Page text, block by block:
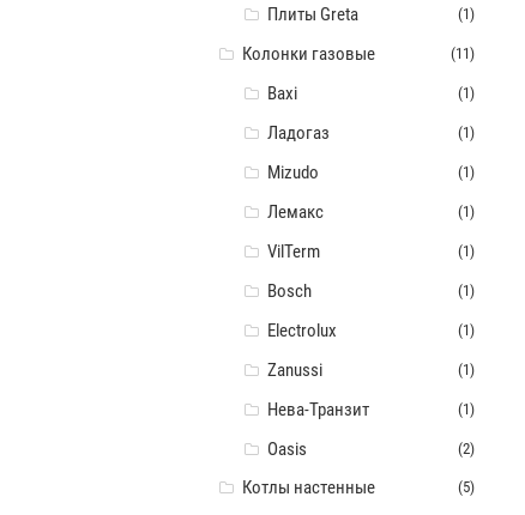
Плиты Greta (1)
Колонки газовые (11)
Baxi (1)
Ладогаз (1)
Mizudo (1)
Лемакс (1)
VilTerm (1)
Bosch (1)
Electrolux (1)
Zanussi (1)
Нева-Транзит (1)
Oasis (2)
Котлы настенные (5)